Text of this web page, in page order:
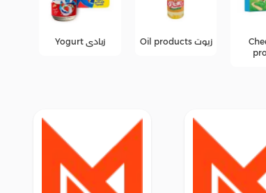
زبادى Yogurt عصائر